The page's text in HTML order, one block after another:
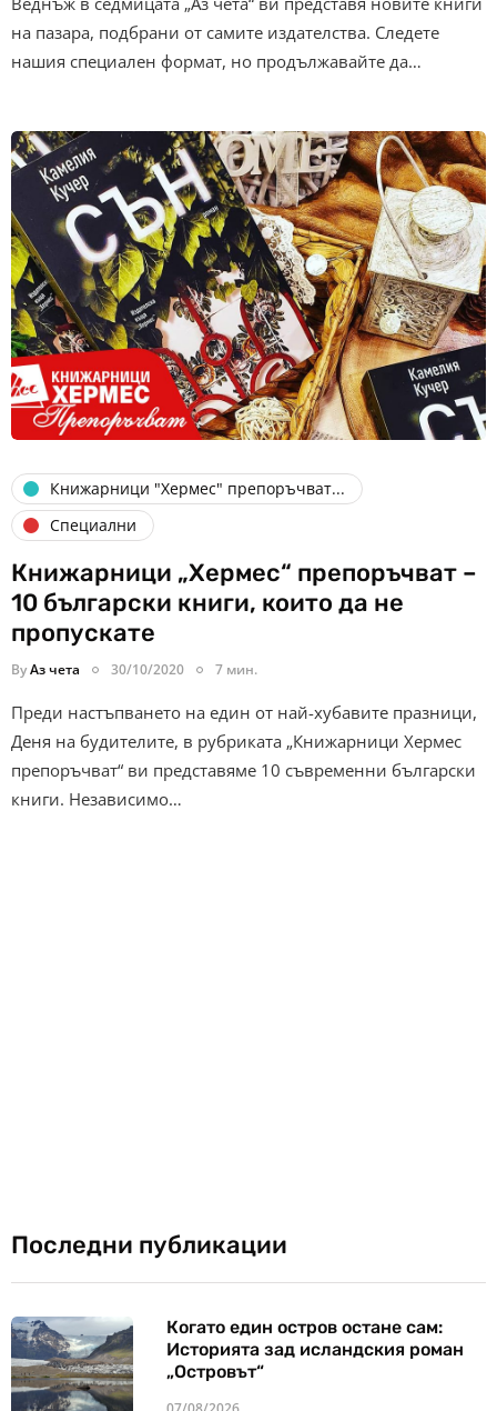
на пазара, подбрани от самите издателства. Следете
нашия специален формат, но продължавайте да…
Книжарници "Хермес" препоръчват...
Специални
Книжарници „Хермес“ препоръчват –
10 български книги, които да не
пропускате
ByАз чета 30/10/2020 7 мин.
Преди настъпването на един от най-хубавите празници,
Деня на будителите, в рубриката „Книжарници Хермес
препоръчват“ ви представяме 10 съвременни български
книги. Независимо…
Последни публикации
Когато един остров остане сам:
Историята зад исландския роман
„Островът“